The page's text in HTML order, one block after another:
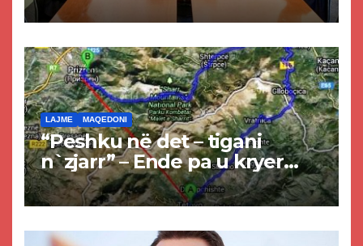
LAJME MAQEDONI
“Peshku në det – tigani
n`zjarr” – Ende pa u kryer
projekti i tunelit, komuna e
Tetovës nis punimet për